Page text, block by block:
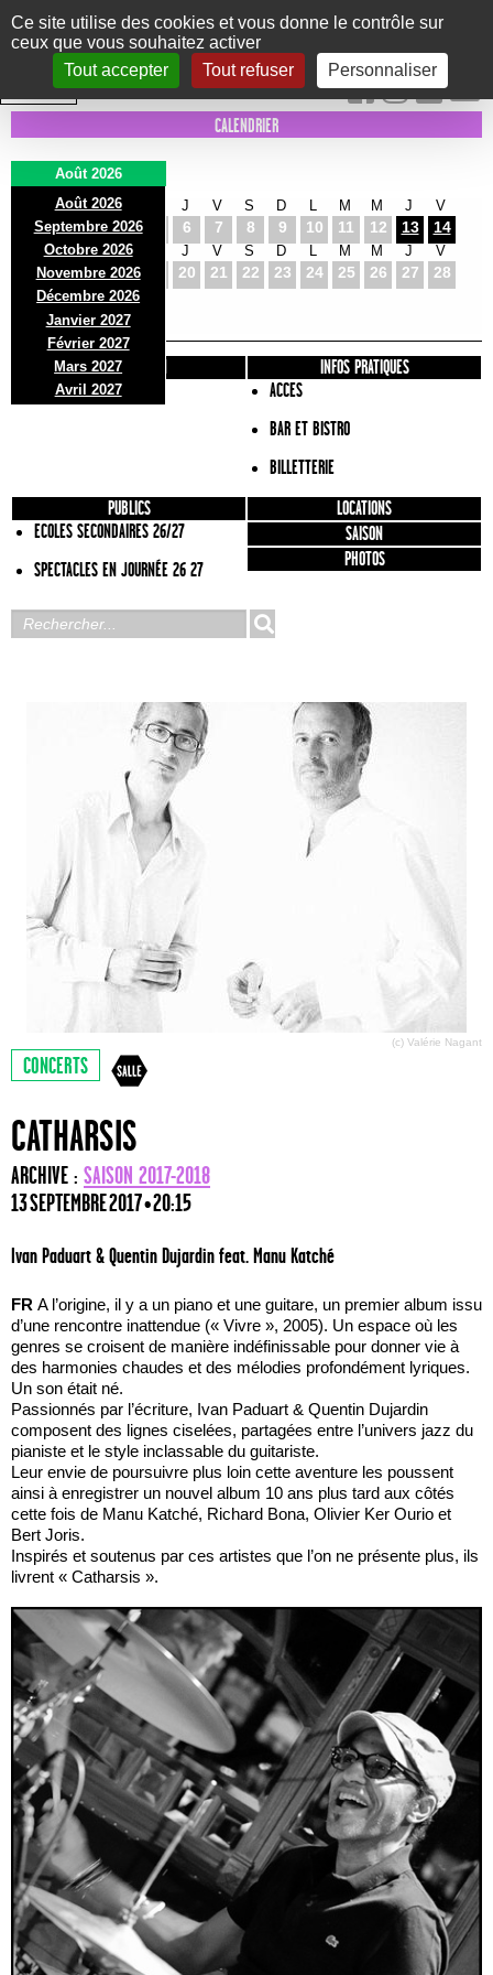
Panneau de gestion des cookies
Ce site utilise des cookies et vous donne le contrôle sur
ceux que vous souhaitez activer
Tout accepter
Tout refuser Personnaliser
Le Marni
CONCERTS DANSE/CIRQUE THÉÂTRE KIDS EXPOS EVENTS
INTRA MUROS
CALENDRIER
Août 2026
Août 2026
Septembre 2026
Octobre 2026
Novembre 2026
Décembre 2026
Janvier 2027
Février 2027
Mars 2027
Avril 2027
D
2
L
3
M
4
J
6
V
7
S
8
D
9 10
M
11
M
12
J
13
V
14
D
16
L
17
M
18
J
20
V
21
S
22
D
23 24
M
25
M
26
J
27
V
28
D
30
L
31
PRÉSENTATION
INFOS PRATIQUES
ACCES
BAR ET BISTRO
BILLETTERIE
PUBLICS
ECOLES SECONDAIRES 26/27
SPECTACLES EN JOURNÉE 26 27
LOCATIONS
SAISON
PHOTOS
(c) Valérie Nagant
CONCERTS
CATHARSIS
ARCHIVE : SAISON 2017-2018
13 SEPTEMBRE 2017 • 20:15
Ivan Paduart & Quentin Dujardin feat. Manu Katché
FR A l’origine, il y a un piano et une guitare, un premier album issu
d’une rencontre inattendue (« Vivre », 2005). Un espace où les
genres se croisent de manière indéfinissable pour donner vie à
des harmonies chaudes et des mélodies profondément lyriques.
Un son était né.
Passionnés par l’écriture, Ivan Paduart & Quentin Dujardin
composent des lignes ciselées, partagées entre l’univers jazz du
pianiste et le style inclassable du guitariste.
Leur envie de poursuivre plus loin cette aventure les poussent
ainsi à enregistrer un nouvel album 10 ans plus tard aux côtés
cette fois de Manu Katché, Richard Bona, Olivier Ker Ourio et
Bert Joris.
Inspirés et soutenus par ces artistes que l’on ne présente plus, ils
livrent « Catharsis ».